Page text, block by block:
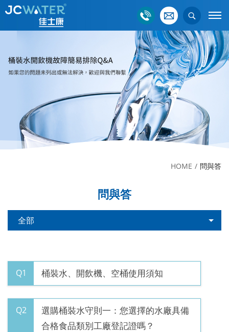
HOME 問與答
問與答
全部
Q1 桶裝水、開飲機、空桶使用須知
Q2
選購桶裝水守則一：您選擇的水廠具備
合格食品類別工廠登記證嗎？